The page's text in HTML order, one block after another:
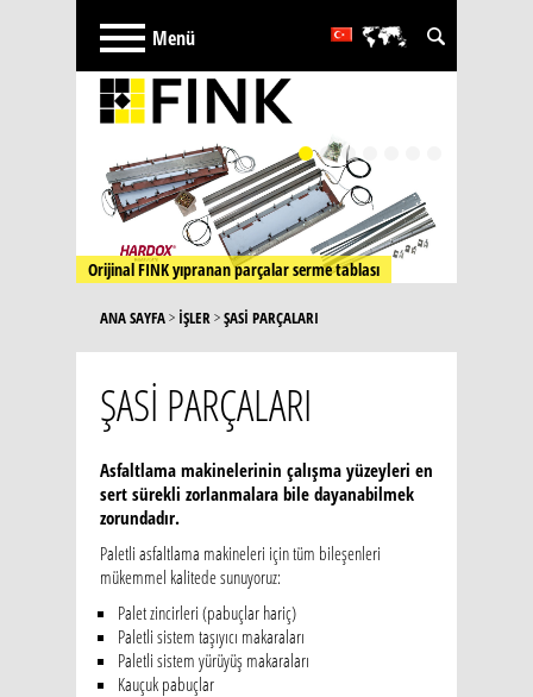
Português
Español
Orijinal FINK yıpranan parçalar serme tablası
Orijinal FINK tabla kılavuzu
ANA SAYFA> İŞLER>ŞASİ PARÇALARI
ŞASİ PARÇALARI
Asfaltlama makinelerinin çalışma yüzeyleri en
sert sürekli zorlanmalara bile dayanabilmek
zorundadır.
Paletli asfaltlama makineleri için tüm bileşenleri
mükemmel kalitede sunuyoruz:
Palet zincirleri (pabuçlar hariç)
Paletli sistem taşıyıcı makaraları
Paletli sistem yürüyüş makaraları
Kauçuk pabuçlar